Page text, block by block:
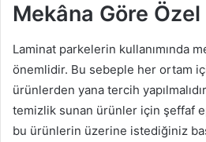
Mekâna Göre
Laminat parkelerin kullanımında
önemlidir. Bu sebeple her ortam
ürünlerden yana tercih
temizlik sunan ürünler için şeffaf
bu ürünlerin üzerine istediğiniz